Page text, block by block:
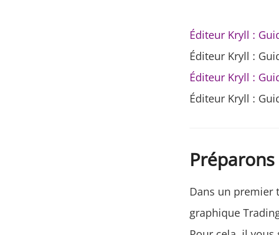
Éditeur Kryll :
Éditeur Kryll :
Éditeur Kryll :
Éditeur Kryll :
Dans un premier
graphique